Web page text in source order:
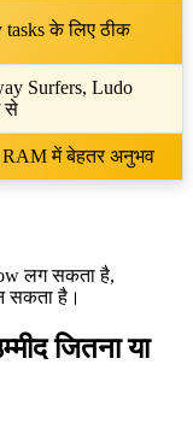
tasks के लिए ठीक
Surfers, Ludo
से
में बेहतर अनुभव
लग सकता है,
सकता है।
जितना या